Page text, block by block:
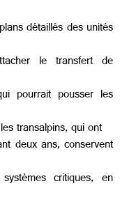
détaillés des unités
le transfert de
pourrait pousser les
transalpins, qui ont
deux ans, conservent
critiques, en